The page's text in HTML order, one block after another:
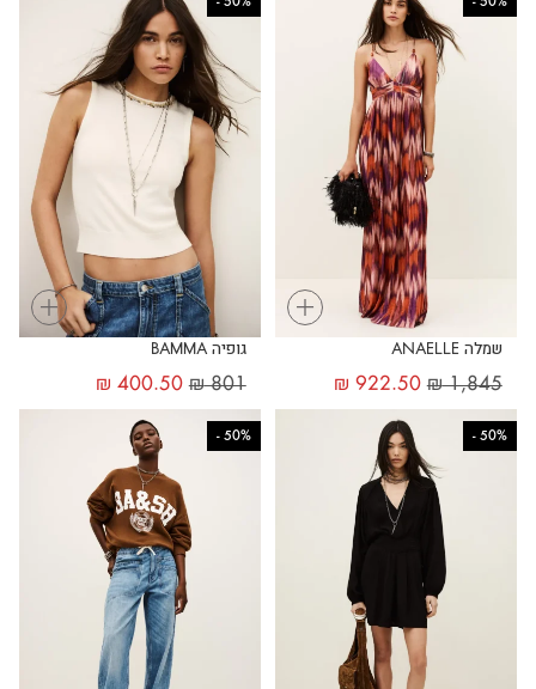
+
שמלה ANAELLE
₪1,845
₪ 922.50
+
גופיה BAMMA
₪801
₪ 400.50
50%
-
50%
-